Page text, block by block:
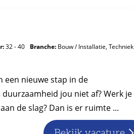
32 - 40 Branche: Bouw / Installatie, Techniek
een nieuwe stap in de
jou niet af? Werk je
de slag? Dan is er ruimte ...